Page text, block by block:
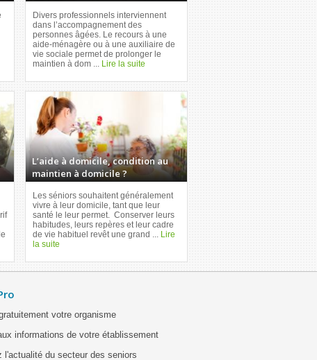
Divers professionnels interviennent
dans l’accompagnement des
personnes âgées. Le recours à une
aide-ménagère ou à une auxiliaire de
vie sociale permet de prolonger le
maintien à dom ... Lire la suite
L’aide à domicile, condition au
maintien à domicile ?
Les séniors souhaitent généralement
vivre à leur domicile, tant que leur
santé le leur permet. Conserver leurs
habitudes, leurs repères et leur cadre
de vie habituel revêt une grand ... Lire
la suite
votre organisme
informations de votre établissement
l'actualité du secteur des seniors